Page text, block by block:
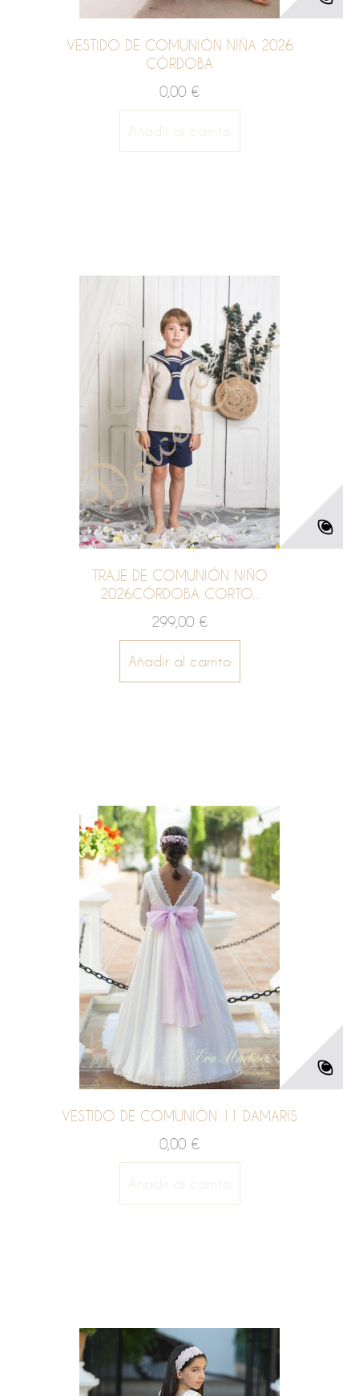
VESTIDO DE COMUNIÓN NIÑA 2026
CÓRDOBA
0,00 €
Añadir al carrito
TRAJE DE COMUNIÓN NIÑO
2026CÓRDOBA CORTO...
299,00 €
Añadir al carrito
VESTIDO DE COMUNIÓN 11 DAMARIS
0,00 €
Añadir al carrito